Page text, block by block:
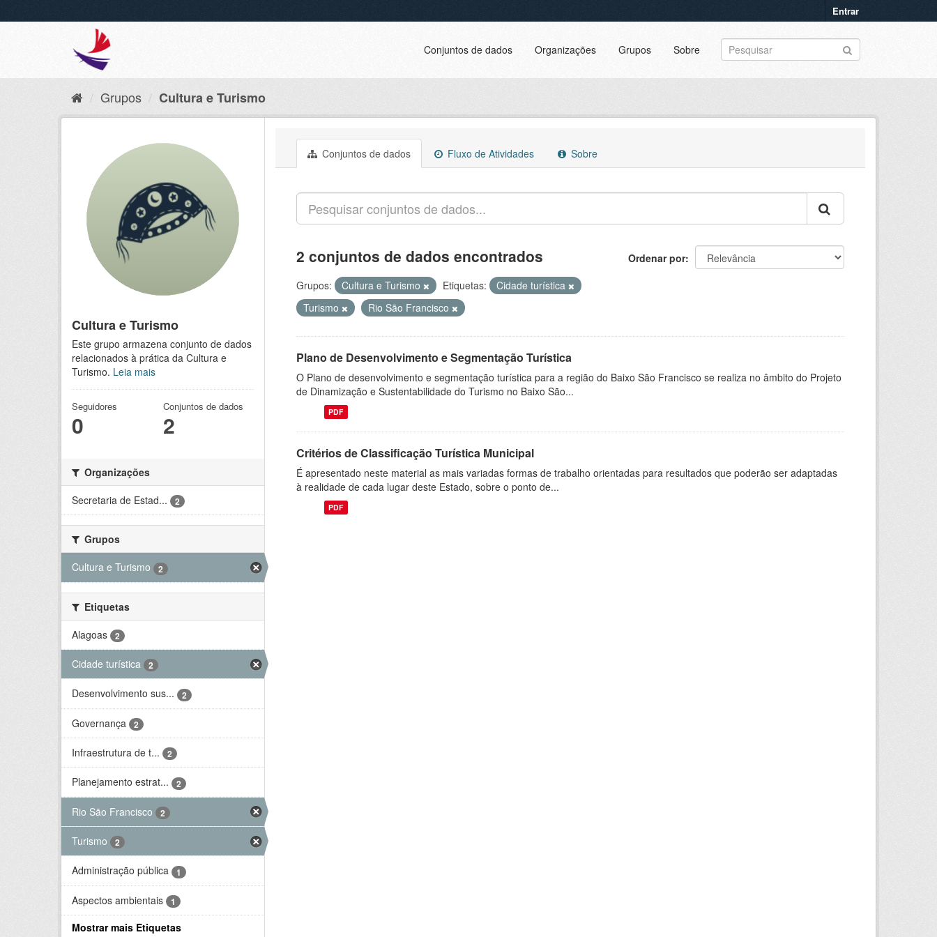
Entrar
Conjuntos de dados Organizações Grupos Sobre
Grupos Cultura e Turismo
Cultura e Turismo
Este grupo armazena conjunto de dados
relacionados à prática da Cultura e
Turismo. Leia mais
Seguidores
0
Conjuntos de dados
2
Organizações
Secretaria de Estad...
2
Grupos
Cultura e Turismo
2
Etiquetas
Alagoas
2
Cidade turística 2
Desenvolvimento sus... 2
Governança 2
Infraestrutura de t... 2
Planejamento estrat... 2
Rio São Francisco 2
Turismo 2
Administração pública 1
Aspectos ambientais 1
Mostrar mais Etiquetas
Conjuntos de dados Fluxo de Atividades Sobre
Ordenar por
2 conjuntos de dados encontrados
Grupos: Cultura e Turismo Etiquetas:
Cidade turística
Turismo
Rio São Francisco
Plano de Desenvolvimento e Segmentação Turística
O Plano de desenvolvimento e segmentação turística para a região do Baixo São Francisco se realiza no âmbito do Projeto
de Dinamização e Sustentabilidade do Turismo no Baixo São...
PDF
Critérios de Classificação Turística Municipal
É apresentado neste material as mais variadas formas de trabalho orientadas para resultados que poderão ser adaptadas
à realidade de cada lugar deste Estado, sobre o ponto de...
PDF